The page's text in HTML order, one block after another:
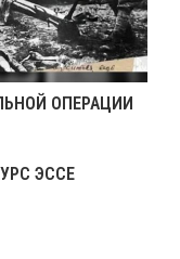
ОПЕРАЦИИ
ЭССЕ